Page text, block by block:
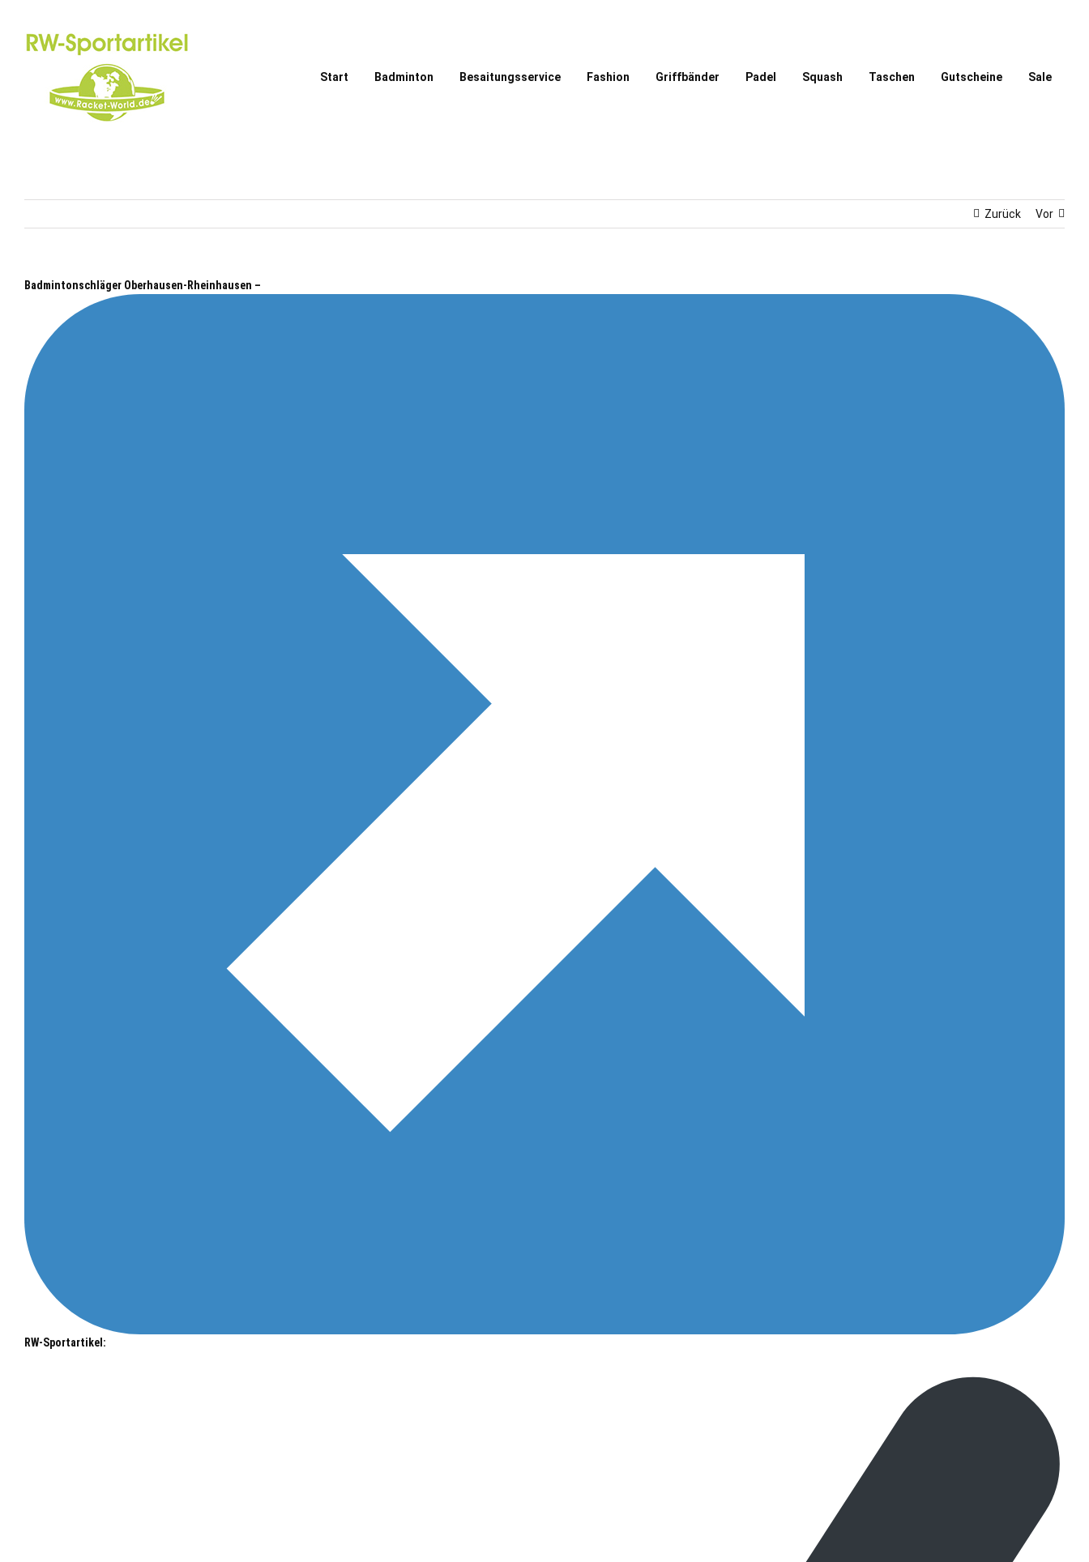
springen
Start Badminton Besaitungsservice Fashion Griffbänder Padel Squash Taschen Gutscheine Sale
Zurück Vor
Badmintonschläger Oberhausen-Rheinhausen –
RW-Sportartikel: